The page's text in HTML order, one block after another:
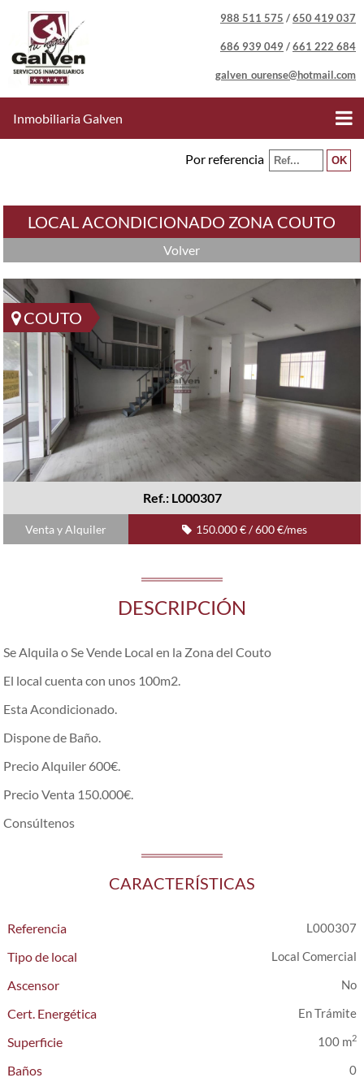
988 511 575 /650 419 037
686 939 049 /661 222 684
galven_ourense@hotmail.com
Inmobiliaria Galven
Por referencia
LOCAL ACONDICIONADO ZONA COUTO
Volver
COUTO
Ref.: L000307
Venta y Alquiler 150.000 € / 600 €/mes
DESCRIPCIÓN
Se Alquila o Se Vende Local en la Zona del Couto
El local cuenta con unos 100m2.
Esta Acondicionado.
Dispone de Baño.
Precio Alquiler 600€.
Precio Venta 150.000€.
Consúltenos
CARACTERÍSTICAS
Referencia L000307
Tipo de local Local Comercial
Ascensor
Cert. Energética
En Trámite
Superficie 100 m2
Baños 0